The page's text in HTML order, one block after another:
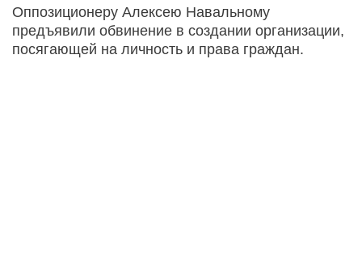
Оппозиционеру Алексею Навальному
предъявили обвинение в создании организации,
посягающей на личность и права граждан.